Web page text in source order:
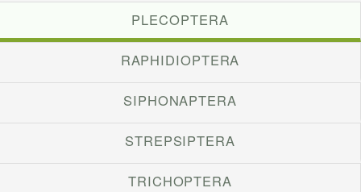
PLECOPTERA
RAPHIDIOPTERA
SIPHONAPTERA
STREPSIPTERA
TRICHOPTERA